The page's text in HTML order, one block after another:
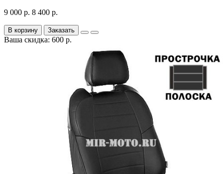
9 000 р. 8 400 р.
В корзину Заказать
Ваша скидка: 600 р.